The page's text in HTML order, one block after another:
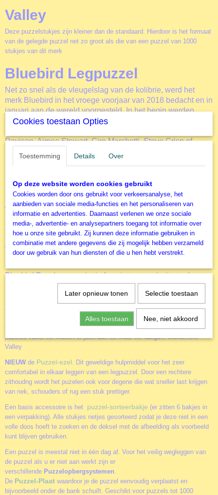
Bluebird
Formaat gelegde puzzel
68x48 cm
Valley
Deze puzzelstukjes zijn kleiner dan de standaard. Hierdoor is het formaat
van de gelegde puzzel net zo groot als die van een puzzel van 1000
stukjes van dit merk
Bluebird Legpuzzel
Net zo snel als de vleugelslag van de kolibrie, werd het
merk Bluebird in het vroege voorjaar van 2018 bedacht en in
januari aan de wereld voorgesteld. In het begin werden
meer dan 200 puzzels gepubliceerd, waaronder veel met
afbeeldingen gemaakt door geliefde artiesten zoals Dominic
Davison, Aimee Stewart, Ciro Marchetti, Steve Crisp of
De drie drijvende doelen achter de oprichting van het merk
-
Productiekwaliteit:stukdikte, druktechnologie, gesneden.
-
Beeldkwaliteit:we werken samen met enkele van 's
werelds grootste licentiebureaus.
-
Betaalbare prijzen:om zoveel mogelijk mensen te laten
genieten van puzzels.
Als je van Ciro Marchetti, Chuck Pinson, Nicky Boehme,
David Galchutt, Dean Russo, Dominic Davison, Anne
Bluebird Puzzles verenigt je favoriete puzzelartiesten!
Een mooie legpuzzel deze Monument Valley
Accessoires
Door het gebruik van de diverse accessoires kun je het puzzelen nog
leuker maken. Of je nu alleen of samen aan een puzzel werkt. Of je
puzzels vaker wil maken of juist aan de muur wil hangen. Monument
Valley
NIEUW de Puzzel-ezel. Dit geweldige hulpmiddel voor het zeer
comfortabel in elkaar leggen van een legpuzzel. Door een rechtere
zithoudng wordt het puzelen ook voor degene die wat sneller last krijgen
van nek, schouders of rug een stuk prettiger.
Een basis accessoire is het puzzel-sorteerbakje (er zitten 6 bakjes in
een verpakking). Alle stukjes netjes gesorteerd zodat je deze niet in een
volle doos hoeft te zoeken en de deksel met de afbeelding als voorbeeld
kunt blijven gebruiken.
Een puzzel is meestal niet in één dag af. Voor het veilig wegleggen van
de puzzel als u er niet aan werkt zijn er
verschillende Puzzelopbergsystemen.
De Puzzel-Plaat waardoor je de puzzel eenvoudig verplaatst en
bijvoorbeeld onder de bank schuift. Geschikt voor puzzels tot 1000
Cookies toestaan Opties
Toestemming Details Over
Op deze website worden cookies gebruikt
Cookies worden door ons gebruikt voor verkeersanalyse, het
aanbieden van sociale media-functies en het personaliseren van
informatie en advertenties. Daarnaast verlenen we onze sociale
media-, advertentie- en analysepartners toegang tot informatie over
hoe u onze site gebruikt. Zij kunnen deze informatie gebruiken in
combinatie met andere gegevens die zij mogelijk hebben verzameld
door uw gebruik van hun diensten of die u hen hebt verstrekt.
Later opnieuw tonen Selectie toestaan
Alles toestaan Nee, niet akkoord